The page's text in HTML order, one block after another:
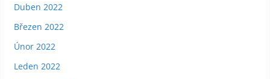
Duben 2022
Březen 2022
Únor 2022
Leden 2022